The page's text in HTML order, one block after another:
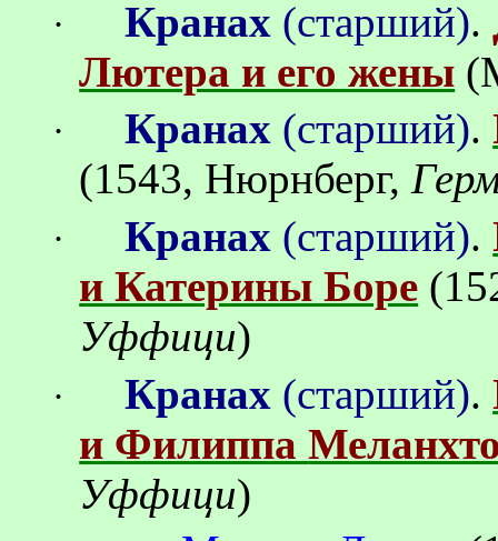
· Кранах (старший).
Лютера и его жены (
· Кранах (старший).
(1543, Нюрнберг,
· Кранах (старший).
и Катерины Боре
Уффици)
· Кранах (старший).
и Филиппа
Уффици)